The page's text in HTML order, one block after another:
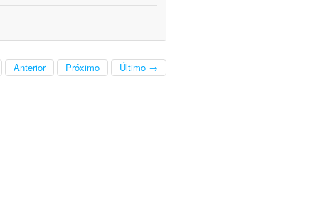
Anterior Próximo Último →